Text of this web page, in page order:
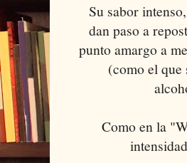
Su sabor
dan paso a
punto amargo a
(como el que
Como en la